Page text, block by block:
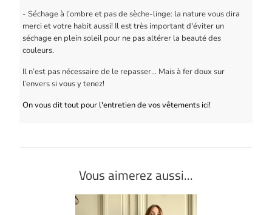
- Séchage à l’ombre et pas de sèche-linge: la nature vous dira
merci et votre habit aussi! Il est très important d'éviter un
séchage en plein soleil pour ne pas altérer la beauté des
couleurs.
Il n’est pas nécessaire de le repasser… Mais à fer doux sur
l’envers si vous y tenez!
On vous dit tout pour l'entretien de vos vêtements ici!
Vous aimerez aussi...